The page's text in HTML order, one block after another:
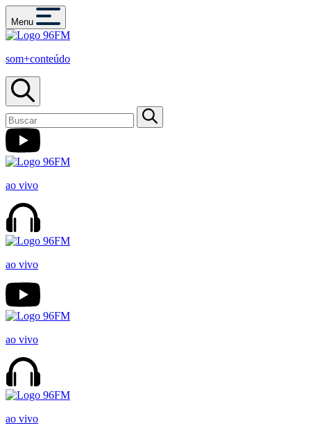
Menu
som+conteúdo
ao vivo
ao vivo
ao vivo
ao vivo